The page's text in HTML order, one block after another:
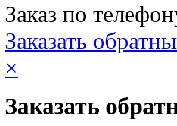
Заказ по
Заказать
×
Заказать